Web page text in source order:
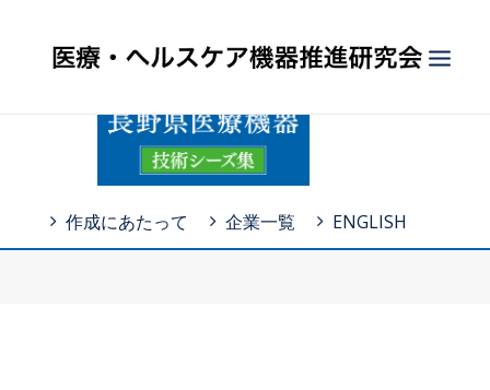
作成にあたって 企業一覧 ENGLISH